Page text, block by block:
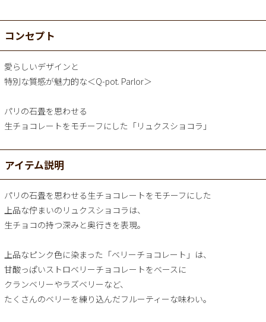
コンセプト
愛らしいデザインと
特別な質感が魅力的な＜Q-pot. Parlor＞
パリの石畳を思わせる
生チョコレートをモチーフにした「リュクスショコラ」
アイテム説明
パリの石畳を思わせる生チョコレートをモチーフにした
上品な佇まいのリュクスショコラは、
生チョコの持つ深みと奥行きを表現。
上品なピンク色に染まった「ベリーチョコレート」は、
甘酸っぱいストロベリーチョコレートをベースに
クランベリーやラズベリーなど、
たくさんのベリーを練り込んだフルーティーな味わい。